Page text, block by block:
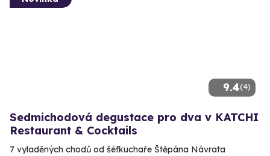
9.4(4)
Sedmichodová degustace pro dva v KATCHI
Restaurant & Cocktails
7 vyladěných chodů od šéfkuchaře Štěpána Návrata